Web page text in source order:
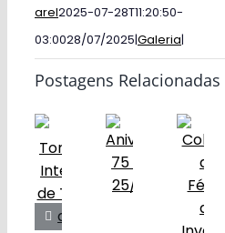
arel2025-07-28T11:20:50-
03:0028/07/2025|Galeria|
Postagens Relacionadas